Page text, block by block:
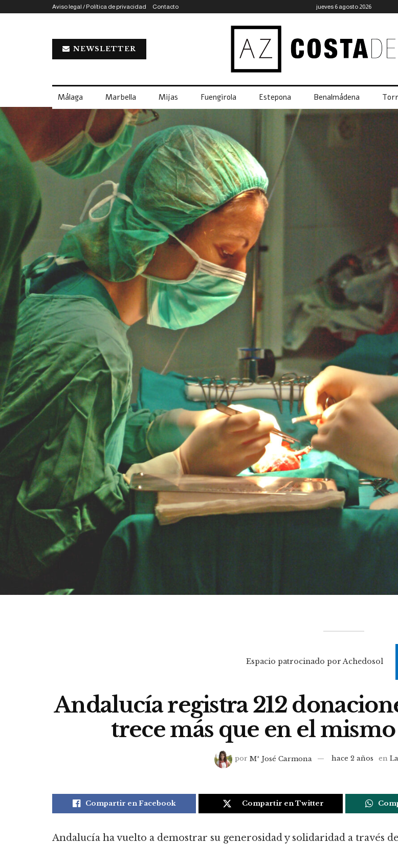
Aviso legal / Política de privacidad Contacto jueves 6 agosto 2026
NEWSLETTER
Málaga Marbella Mijas Fuengirola Estepona Benalmádena
Espacio patrocinado por Achedosol
Andalucía registra 212
trece más que en el
por Mª José Carmona hace 2 años en
Compartir en Facebook Compartir en Twitter
Andalucía ha vuelto a demostrar su generosidad y solidaridad a través